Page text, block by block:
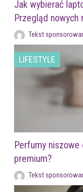
Jak wybierać
Przegląd nowych
Tekst
LIFESTYLE
Perfumy niszowe
premium?
Tekst